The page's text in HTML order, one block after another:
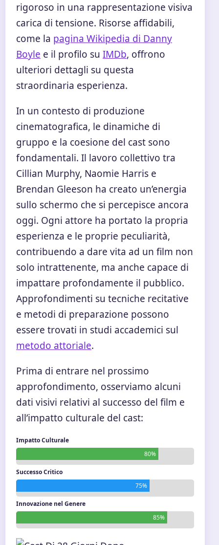
rigoroso in una rappresentazione visiva
carica di tensione. Risorse affidabili,
come la pagina Wikipedia di Danny
Boyle e il profilo su IMDb, offrono
ulteriori dettagli su questa
straordinaria esperienza.
In un contesto di produzione
cinematografica, le dinamiche di
gruppo e la coesione del cast sono
fondamentali. Il lavoro collettivo tra
Cillian Murphy, Naomie Harris e
Brendan Gleeson ha creato un’energia
sullo schermo che si percepisce ancora
oggi. Ogni attore ha portato la propria
esperienza e le proprie peculiarità,
contribuendo a dare vita ad un film non
solo intrattenente, ma anche capace di
impattare profondamente il pubblico.
Approfondimenti su tecniche recitative
e metodi di preparazione possono
essere trovati in studi accademici sul
metodo attoriale.
Prima di entrare nel prossimo
approfondimento, osserviamo alcuni
dati visivi relativi al successo del film e
all’impatto culturale del cast:
Impatto Culturale
80%
Successo Critico
75%
Innovazione nel Genere
85%